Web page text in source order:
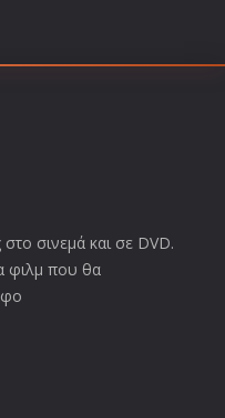
στο σινεμά και σε DVD.
φιλμ που θα